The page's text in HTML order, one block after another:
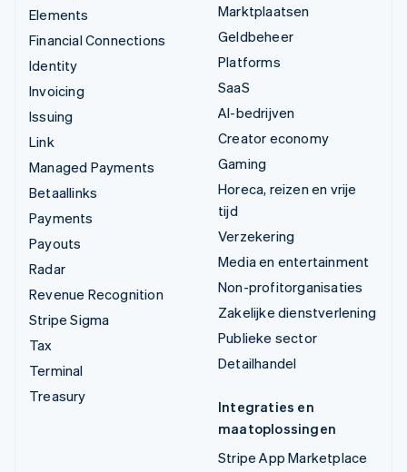
Elements
Financial Connections
Identity
Invoicing
Issuing
Link
Managed Payments
Betaallinks
Payments
Payouts
Radar
Revenue Recognition
Stripe Sigma
Tax
Terminal
Treasury
Marktplaatsen
Geldbeheer
Platforms
SaaS
AI-bedrijven
Creator economy
Gaming
Horeca, reizen en vrije
tijd
Verzekering
Media en entertainment
Non-profitorganisaties
Zakelijke dienstverlening
Publieke sector
Detailhandel
Integraties en
maatoplossingen
Stripe App Marketplace